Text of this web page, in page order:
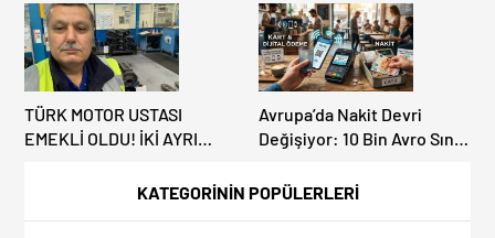
KATEGORİNİN POPÜLERLERİ
TÜRK MOTOR USTASI
EMEKLİ OLDU! İKİ AYRI
Avrupa’da Nakit Devri
Değişiyor: 10 Bin Avro Sınırı